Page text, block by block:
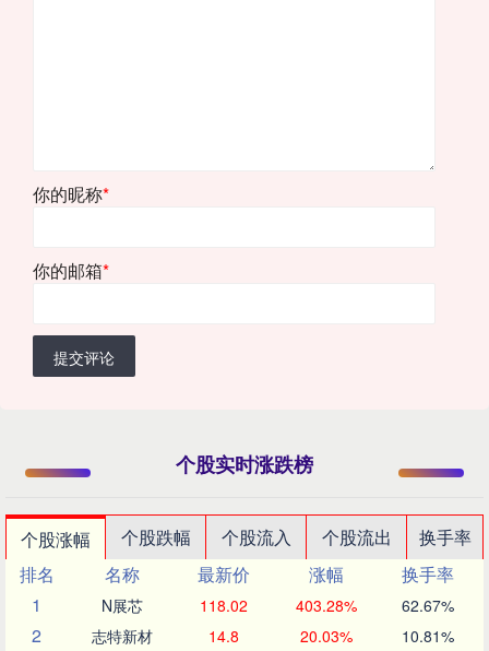
你的昵称*
你的邮箱*
提交评论
个股实时涨跌榜
个股涨幅 个股跌幅 个股流入 个股流出
换手率
排名
名称 最新价 涨幅
换手率
1
N展芯 118.02 403.28% 62.67%
2 志特新材 14.8 20.03% 10.81%